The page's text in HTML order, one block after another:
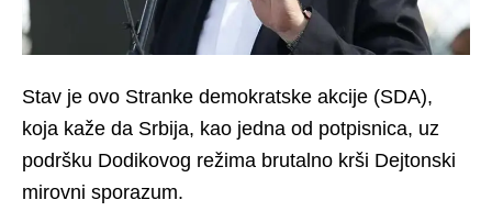
Stav je ovo Stranke demokratske akcije (SDA),
koja kaže da Srbija, kao jedna od potpisnica, uz
podršku Dodikovog režima brutalno krši Dejtonski
mirovni sporazum.